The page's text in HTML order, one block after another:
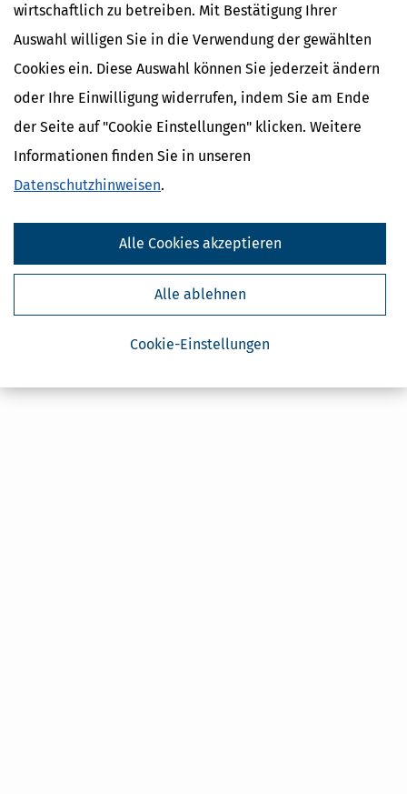
wirtschaftlich zu betreiben. Mit Bestätigung Ihrer
Auswahl willigen Sie in die Verwendung der gewählten
Cookies ein. Diese Auswahl können Sie jederzeit ändern
oder Ihre Einwilligung widerrufen, indem Sie am Ende
der Seite auf "Cookie Einstellungen" klicken. Weitere
Informationen finden Sie in unseren
Datenschutzhinweisen.
Cookie-Einstellungen
Alle ablehnen
Alle Cookies akzeptieren
Kostenlose Steuertipps & News
Absenden
Steuertipps
Steuertipps Selbstständige
Geldtipps
Datenschutzhinweisehabe ich gelesen.
Meine Einwilligung kann ich jederzeit durch
Abbestellung des Newsletters widerrufen.